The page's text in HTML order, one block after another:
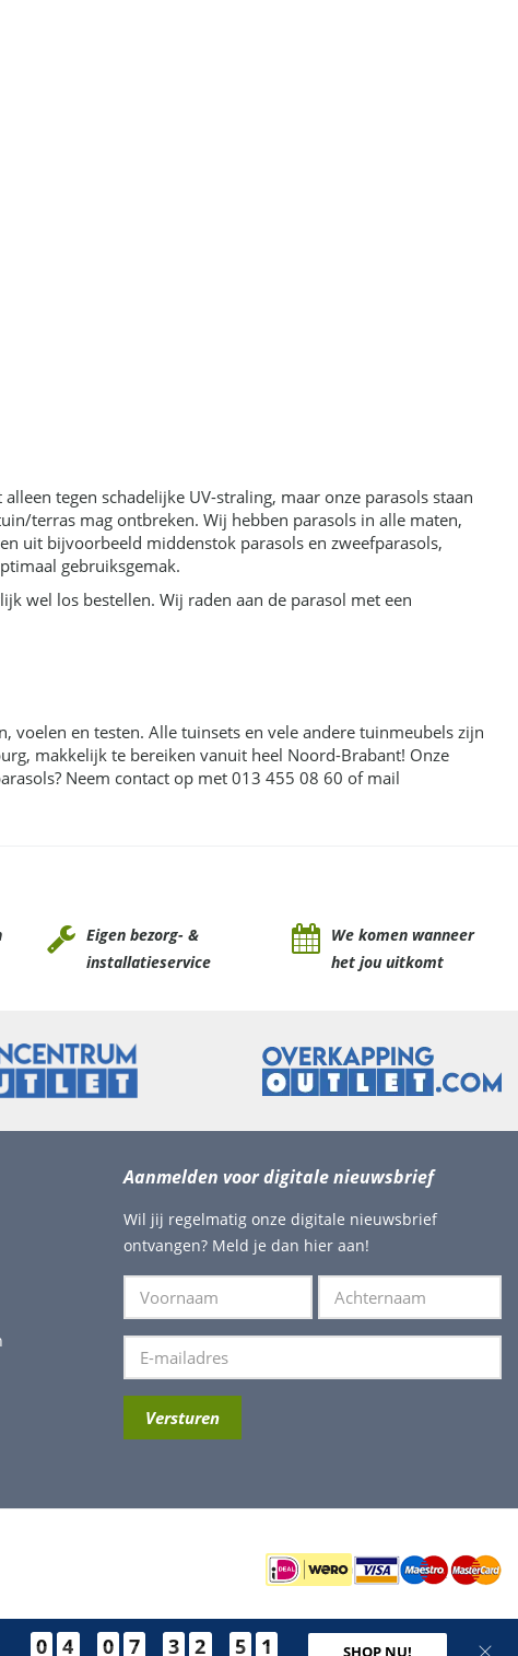
0 4 0 7 3 2 5 0 SHOP NU!
tegen schadelijke UV-straling, maar onze parasols staan
terras mag ontbreken. Wij hebben parasols in alle maten,
uit bijvoorbeeld middenstok parasols en zweefparasols,
gebruiksgemak.
wel los bestellen. Wij raden aan de parasol met een
en testen. Alle tuinsets en vele andere tuinmeubels zijn
makkelijk te bereiken vanuit heel Noord-Brabant! Onze
Neem contact op met 013 455 08 60 of mail
Eigen bezorg- &
installatieservice
We komen wanneer
het jou uitkomt
Aanmelden voor digitale nieuwsbrief
Wil jij regelmatig onze digitale nieuwsbrief
ontvangen? Meld je dan hier aan!